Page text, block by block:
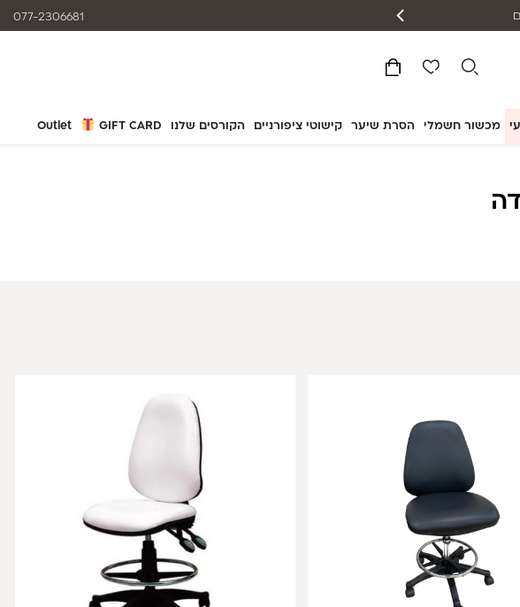
מכשור חשמלי הסרת שיער קישוטי ציפורניים הקורסים שלנו GIFT CARD
Outlet
077-2306681